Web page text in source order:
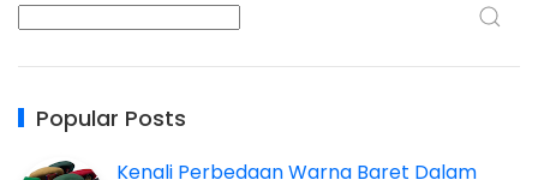
Popular Posts
Kenali Perbedaan Warna Baret Dalam